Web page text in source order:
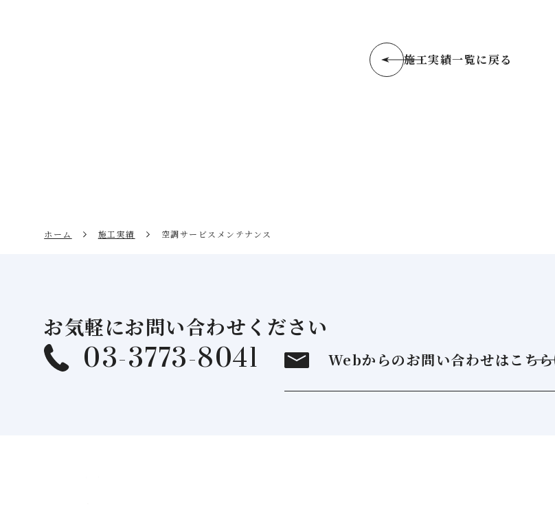
施工実績一覧に戻る
ホーム 施工実績 空調サービスメンテナンス
お気軽にお問い合わせください
03-3773-8041 Webからのお問い合わせはこちら